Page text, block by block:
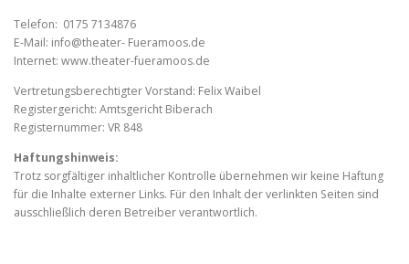
Telefon: 0175 7134876
E-Mail: info@theater- Fueramoos.de
Internet: www.theater-fueramoos.de
Vertretungsberechtigter Vorstand: Felix Waibel
Registergericht: Amtsgericht Biberach
Registernummer: VR 848
Haftungshinweis:
Trotz sorgfältiger inhaltlicher Kontrolle übernehmen wir keine Haftung
für die Inhalte externer Links. Für den Inhalt der verlinkten Seiten sind
ausschließlich deren Betreiber verantwortlich.